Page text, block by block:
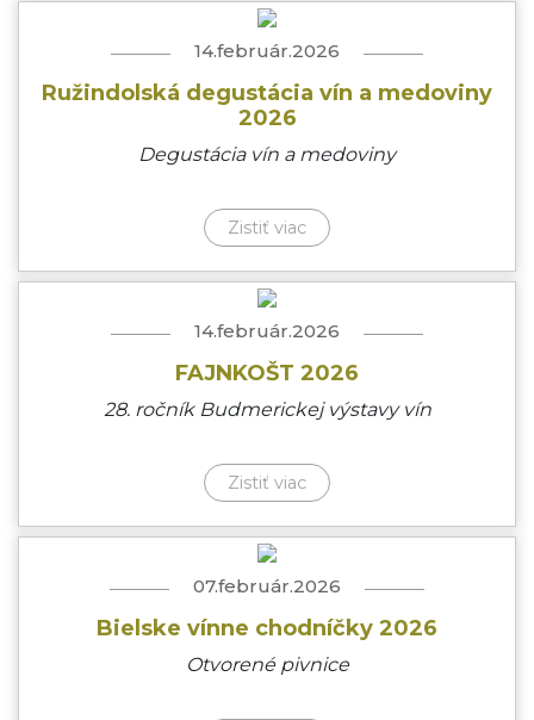
14.február.2026
Ružindolská degustácia vín a medoviny
2026
Degustácia vín a medoviny
Zistiť viac
14.február.2026
FAJNKOŠT 2026
28. ročník Budmerickej výstavy vín
Zistiť viac
07.február.2026
Bielske vínne chodníčky 2026
Otvorené pivnice